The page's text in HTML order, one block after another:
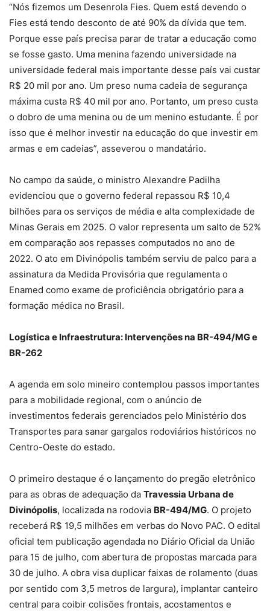
“Nós fizemos um Desenrola Fies. Quem está devendo o
Fies está tendo desconto de até 90% da dívida que tem.
Porque esse país precisa parar de tratar a educação como
se fosse gasto. Uma menina fazendo universidade na
universidade federal mais importante desse país vai custar
R$ 20 mil por ano. Um preso numa cadeia de segurança
máxima custa R$ 40 mil por ano. Portanto, um preso custa
o dobro de uma menina ou de um menino estudante. É por
isso que é melhor investir na educação do que investir em
armas e em cadeias”, asseverou o mandatário.
No campo da saúde, o ministro Alexandre Padilha
evidenciou que o governo federal repassou R$ 10,4
bilhões para os serviços de média e alta complexidade de
Minas Gerais em 2025. O valor representa um salto de 52%
em comparação aos repasses computados no ano de
2022. O ato em Divinópolis também serviu de palco para a
assinatura da Medida Provisória que regulamenta o
Enamed como exame de proficiência obrigatório para a
formação médica no Brasil.
Logística e Infraestrutura: Intervenções na BR-494/MG e
BR-262
A agenda em solo mineiro contemplou passos importantes
para a mobilidade regional, com o anúncio de
investimentos federais gerenciados pelo Ministério dos
Transportes para sanar gargalos rodoviários históricos no
Centro-Oeste do estado.
O primeiro destaque é o lançamento do pregão eletrônico
para as obras de adequação da Travessia Urbana de
Divinópolis, localizada na rodovia BR-494/MG. O projeto
receberá R$ 19,5 milhões em verbas do Novo PAC. O edital
oficial tem publicação agendada no Diário Oficial da União
para 15 de julho, com abertura de propostas marcada para
30 de julho. A obra visa duplicar faixas de rolamento (duas
por sentido com 3,5 metros de largura), implantar canteiro
central para coibir colisões frontais, acostamentos e